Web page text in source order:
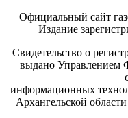
Официальный сайт
Издание
Свидетельство о
выдано Управлением
информационных
Архангельской